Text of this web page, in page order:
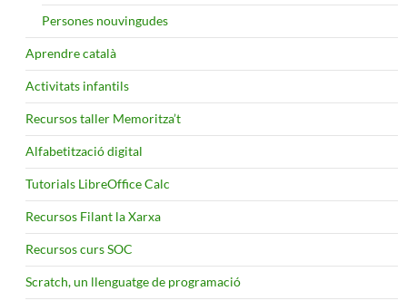
Persones nouvingudes
Aprendre català
Activitats infantils
Recursos taller Memoritza’t
Alfabetització digital
Tutorials LibreOffice Calc
Recursos Filant la Xarxa
Recursos curs SOC
Scratch, un llenguatge de programació